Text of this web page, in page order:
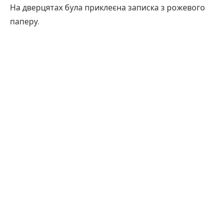
На дверцятах була приклеєна записка з рожевого
паперу.